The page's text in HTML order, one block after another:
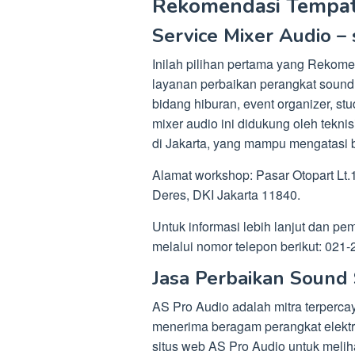
Rekomendasi
Service Mixer Audio –
Inilah pilihan pertama yang
layanan perbaikan perangkat
bidang hiburan, event organizer,
mixer audio ini didukung oleh
di Jakarta, yang mampu mengatasi
Alamat workshop: Pasar Otopart
Deres, DKI Jakarta 11840.
Untuk informasi lebih lanjut dan
melalui nomor telepon berikut:
Jasa Perbaikan
AS Pro Audio adalah mitra
menerima beragam perangkat
situs web AS Pro Audio untuk